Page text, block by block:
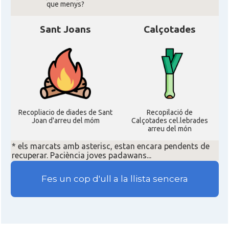
que menys?
Sant Joans
Recopliacio de diades de Sant
Joan d'arreu del móm
Calçotades
Recopilació de
Calçotades cel.lebrades
arreu del món
* els marcats amb asterisc, estan encara pendents de
recuperar. Paciència joves padawans...
Fes un cop d'ull a la llista sencera